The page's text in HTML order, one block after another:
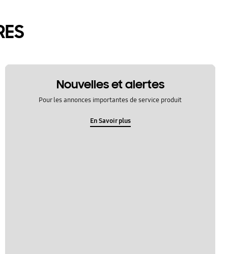
Nouvelles et alertes
Pour les annonces importantes de service produit
En Savoir plus